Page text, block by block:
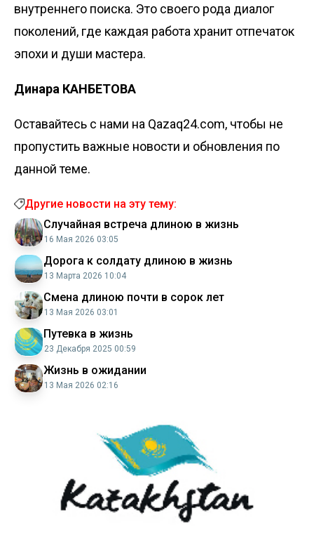
внутреннего поиска. Это своего рода диалог
поколений, где каждая работа хранит отпечаток
эпохи и души мастера.
Динара КАНБЕТОВА
Оставайтесь с нами на Qazaq24.com, чтобы не
пропустить важные новости и обновления по
данной теме.
Другие новости на эту тему:
Случайная встреча длиною в жизнь
16 Мая 2026 03:05
Дорога к солдату длиною в жизнь
13 Марта 2026 10:04
Смена длиною почти в сорок лет
13 Мая 2026 03:01
Путевка в жизнь
23 Декабря 2025 00:59
Жизнь в ожидании
13 Мая 2026 02:16